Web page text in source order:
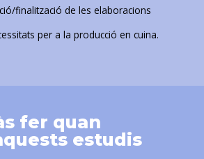
finalització de les elaboracions
per a la producció en cuina.
fer quan
estudis